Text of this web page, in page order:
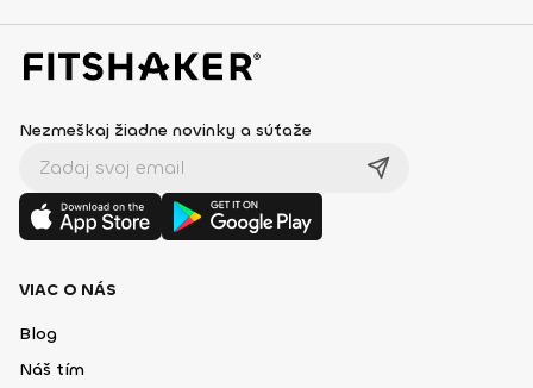
Nezmeškaj žiadne novinky a súťaže
VIAC O NÁS
Blog
Náš tím